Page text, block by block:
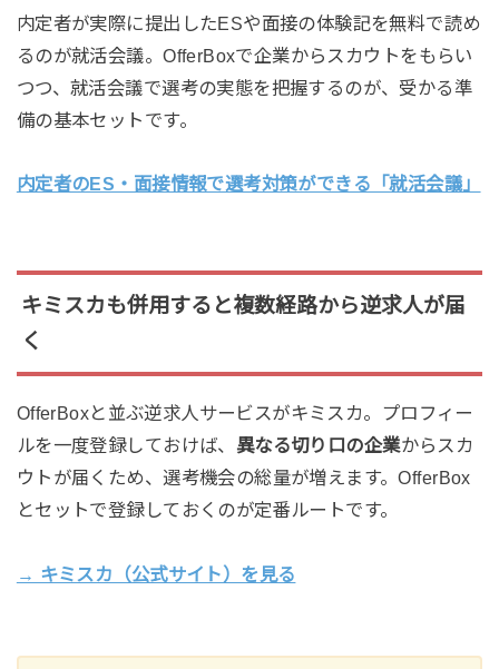
内定者が実際に提出したESや面接の体験記を無料で読め
るのが就活会議。OfferBoxで企業からスカウトをもらい
つつ、就活会議で選考の実態を把握するのが、受かる準
備の基本セットです。
内定者のES・面接情報で選考対策ができる「就活会議」
キミスカも併用すると複数経路から逆求人が届
く
OfferBoxと並ぶ逆求人サービスがキミスカ。プロフィー
ルを一度登録しておけば、 異なる切り口の企業からスカ
ウトが届くため、選考機会の総量が増えます。OfferBox
とセットで登録しておくのが定番ルートです。
→ キミスカ（公式サイト）を見る